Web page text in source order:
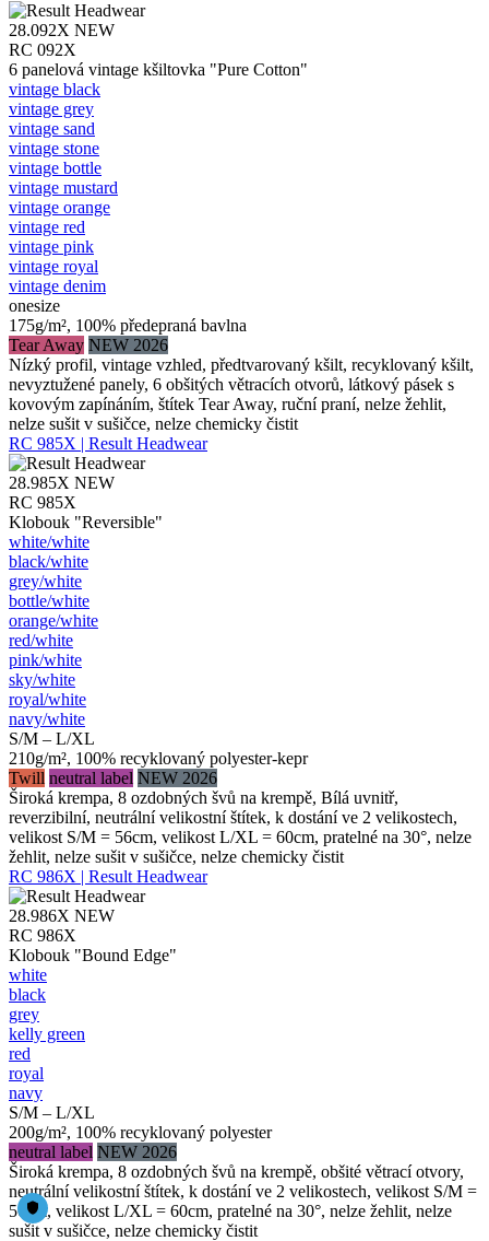
28.092X NEW
RC 092X
6 panelová vintage kšiltovka "Pure Cotton"
vintage black
vintage grey
vintage sand
vintage stone
vintage bottle
vintage mustard
vintage orange
vintage red
vintage pink
vintage royal
vintage denim
onesize
175g/m², 100% předepraná bavlna
Tear Away NEW 2026
Nízký profil, vintage vzhled, předtvarovaný kšilt, recyklovaný kšilt,
nevyztužené panely, 6 obšitých větracích otvorů, látkový pásek s
kovovým zapínáním, štítek Tear Away, ruční praní, nelze žehlit,
nelze sušit v sušičce, nelze chemicky čistit
RC 985X | Result Headwear
28.985X NEW
RC 985X
Klobouk "Reversible"
white/​white
black/​white
grey/​white
bottle/​white
orange/​white
red/​white
pink/​white
sky/​white
royal/​white
navy/​white
S/M – L/XL
210g/m², 100% recyklovaný polyester-kepr
Twill neutral label NEW 2026
Široká krempa, 8 ozdobných švů na krempě, Bílá uvnitř,
reverzibilní, neutrální velikostní štítek, k dostání ve 2 velikostech,
velikost S/M = 56cm, velikost L/XL = 60cm, pratelné na 30°, nelze
žehlit, nelze sušit v sušičce, nelze chemicky čistit
RC 986X | Result Headwear
28.986X NEW
RC 986X
Klobouk "Bound Edge"
white
black
grey
kelly green
red
royal
navy
S/M – L/XL
200g/m², 100% recyklovaný polyester
neutral label NEW 2026
Široká krempa, 8 ozdobných švů na krempě, obšité větrací otvory,
neutrální velikostní štítek, k dostání ve 2 velikostech, velikost S/M =
56cm, velikost L/XL = 60cm, pratelné na 30°, nelze žehlit, nelze
sušit v sušičce, nelze chemicky čistit